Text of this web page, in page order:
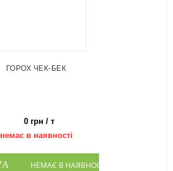
ГОРОХ ЧЕК-БЕК
0 грн / т
немає в наявності
НЕМАЄ В НАЯВНОСТІ